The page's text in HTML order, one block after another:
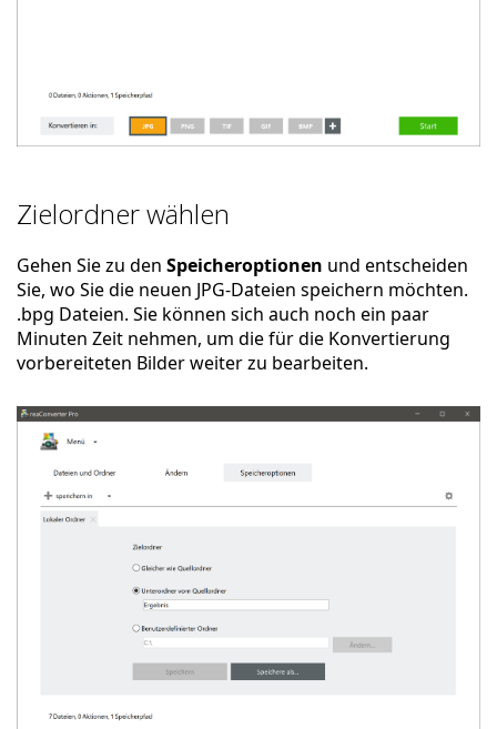
Zielordner wählen
Gehen Sie zu den Speicheroptionen und entscheiden
Sie, wo Sie die neuen JPG-Dateien speichern möchten.
.bpg Dateien. Sie können sich auch noch ein paar
Minuten Zeit nehmen, um die für die Konvertierung
vorbereiteten Bilder weiter zu bearbeiten.